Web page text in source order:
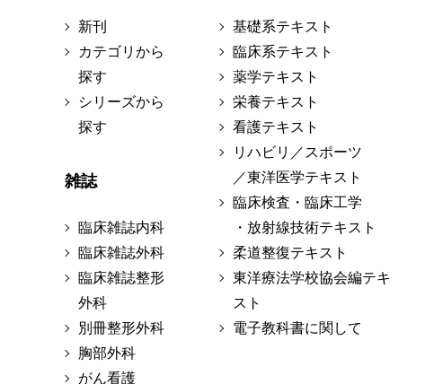
新刊
カテゴリから
探す
シリーズから
探す
雑誌
臨床雑誌内科
臨床雑誌外科
臨床雑誌整形
外科
別冊整形外科
胸部外科
がん看護
基礎系テキスト
臨床系テキスト
薬学テキスト
栄養テキスト
看護テキスト
リハビリ／スポーツ
／東洋医学テキスト
臨床検査・臨床工学
・放射線技術テキスト
柔道整復テキスト
東洋療法学校協会編テキ
スト
電子教科書に関して